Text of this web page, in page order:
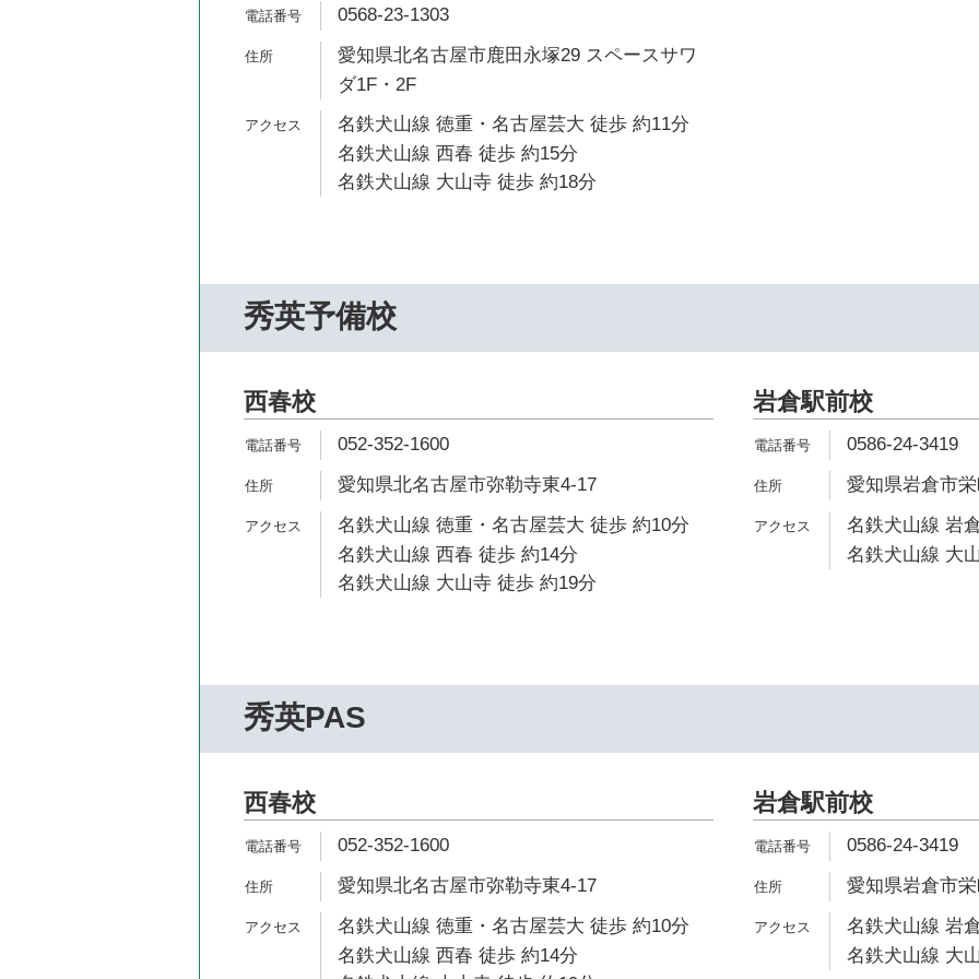
0568-23-1303
愛知県北名古屋市鹿田永塚29 スペースサワ
ダ1F・2F
名鉄犬山線 徳重・名古屋芸大 徒歩 約11分
名鉄犬山線 西春 徒歩 約15分
名鉄犬山線 大山寺 徒歩 約18分
秀英予備校
西春校
052-352-1600
愛知県北名古屋市弥勒寺東4-17
名鉄犬山線 徳重・名古屋芸大 徒歩 約10分
名鉄犬山線 西春 徒歩 約14分
名鉄犬山線 大山寺 徒歩 約19分
岩倉駅前校
0586-24-3419
愛知県岩倉市
名鉄犬山線 岩
名鉄犬山線 大
秀英PAS
西春校
052-352-1600
愛知県北名古屋市弥勒寺東4-17
名鉄犬山線 徳重・名古屋芸大 徒歩 約10分
名鉄犬山線 西春 徒歩 約14分
岩倉駅前校
0586-24-3419
愛知県岩倉市
名鉄犬山線 岩
名鉄犬山線 大